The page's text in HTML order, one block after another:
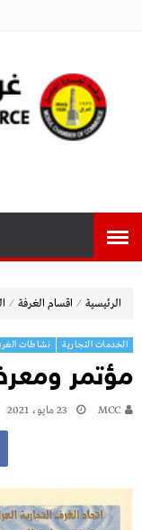
الرئيسية ⁄ اقسام الغرفة ⁄
الخدمات التجارية نشاطات
مؤتمر
MCC 23 مايو، 2021